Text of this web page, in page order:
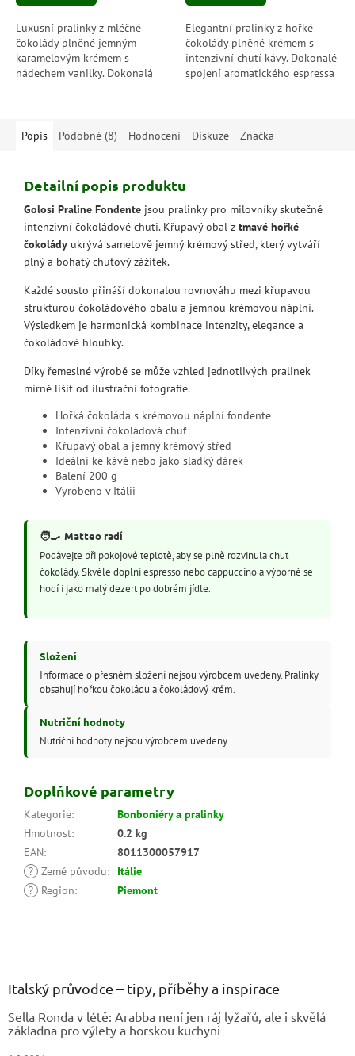
Luxusní pralinky z mléčné
čokolády plněné jemným
karamelovým krémem s
nádechem vanilky. Dokonalá
Elegantní pralinky z hořké
čokolády plněné krémem s
intenzivní chutí kávy. Dokonalé
spojení aromatického espressa
Popis Podobné (8) Hodnocení Diskuze Značka
Detailní popis produktu
Golosi Praline Fondente jsou pralinky pro milovníky skutečně
intenzivní čokoládové chuti. Křupavý obal z tmavé hořké
čokolády ukrývá sametově jemný krémový střed, který vytváří
plný a bohatý chuťový zážitek.
Každé sousto přináší dokonalou rovnováhu mezi křupavou
strukturou čokoládového obalu a jemnou krémovou náplní.
Výsledkem je harmonická kombinace intenzity, elegance a
čokoládové hloubky.
Díky řemeslné výrobě se může vzhled jednotlivých pralinek
mírně lišit od ilustrační fotografie.
Hořká čokoláda s krémovou náplní fondente
Intenzivní čokoládová chuť
Křupavý obal a jemný krémový střed
Ideální ke kávě nebo jako sladký dárek
Balení 200 g
Vyrobeno v Itálii
🧑‍🍳 Matteo radí
Podávejte při pokojové teplotě, aby se plně rozvinula chuť
čokolády. Skvěle doplní espresso nebo cappuccino a výborně se
hodí i jako malý dezert po dobrém jídle.
Složení
Informace o přesném složení nejsou výrobcem uvedeny. Pralinky
obsahují hořkou čokoládu a čokoládový krém.
Nutriční hodnoty
Nutriční hodnoty nejsou výrobcem uvedeny.
Doplňkové parametry
Kategorie:
Bonboniéry a pralinky
Hmotnost:
0.2 kg
EAN:
8011300057917
? Země původu:
Itálie
?
Region: Piemont
Italský průvodce – tipy, příběhy a inspirace
Sella Ronda v létě: Arabba není jen ráj lyžařů, ale i skvělá
základna pro výlety a horskou kuchyni